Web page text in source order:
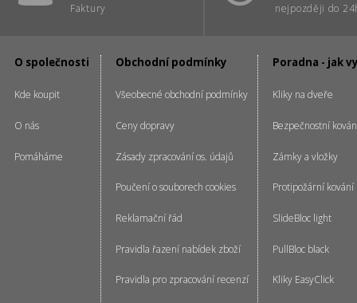
Faktury
nejpozději do
O společnosti
Kde koupit
O nás
Pomáháme
Obchodní podmínky
Všeobecné obchodní podmínky
Ceny dopravy
Zásady zpracování os. údajů
Poučení o souborech cookies
Reklamační řád
Pravidla řazení nabídek zboží
Pravidla pro zpracování recenzí
Poradna - jak
Kliky na dveře
Bezpečnostní
Zámky a vložky
Protipožární kování
SlideBloc light
PullBloc black
Kliky EasyClick